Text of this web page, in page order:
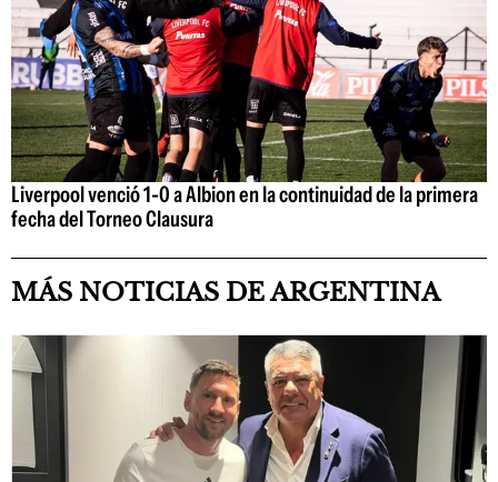
Liverpool venció 1-0 a Albion en la continuidad de la primera
fecha del Torneo Clausura
MÁS NOTICIAS DE ARGENTINA